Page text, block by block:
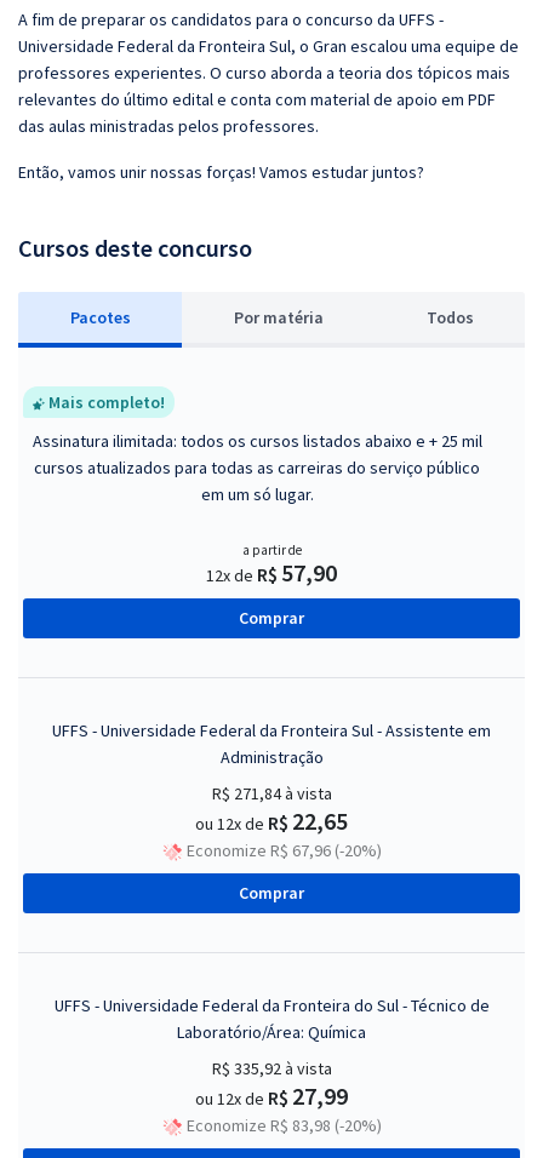
A fim de preparar os candidatos para o concurso da UFFS -
Universidade Federal da Fronteira Sul, o Gran escalou uma equipe de
professores experientes. O curso aborda a teoria dos tópicos mais
relevantes do último edital e conta com material de apoio em PDF
das aulas ministradas pelos professores.
Então, vamos unir nossas forças! Vamos estudar juntos?
Cursos deste concurso
Pacotes Por matéria Todos
Mais completo!
Assinatura ilimitada: todos os cursos listados abaixo e + 25 mil
cursos atualizados para todas as carreiras do serviço público
em um só lugar.
a partir de
12x de R$ 57,90
Comprar
UFFS - Universidade Federal da Fronteira Sul - Assistente em
Administração
R$ 271,84à vista
ou 12x de R$ 22,65
Economize R$ 67,96 (-20%)
Comprar
UFFS - Universidade Federal da Fronteira do Sul - Técnico de
Laboratório/Área: Química
R$ 335,92à vista
ou 12x de R$ 27,99
Economize R$ 83,98 (-20%)